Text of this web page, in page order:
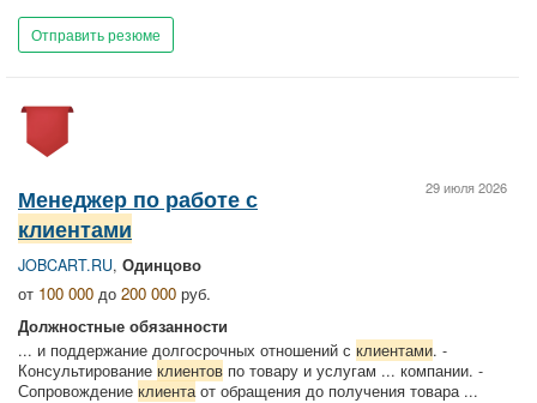
Отправить резюме
29 июля 2026
Менеджер по работе с
клиентами
JOBCART.RU, Одинцово
от 100 000 до 200 000 руб.
Должностные обязанности
... и поддержание долгосрочных отношений с клиентами. -
Консультирование клиентов по товару и услугам ... компании. -
Сопровождение клиентаот обращения до получения товара ...